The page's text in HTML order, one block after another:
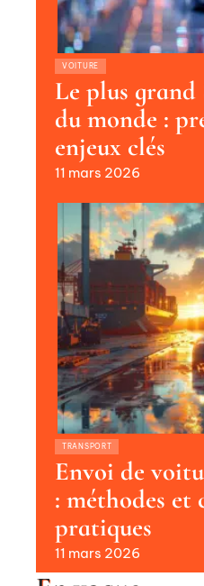
VOITURE
Le plus
du monde :
enjeux clés
11 mars 2026
TRANSPORT
Envoi de
: méthodes et
pratiques
11 mars 2026